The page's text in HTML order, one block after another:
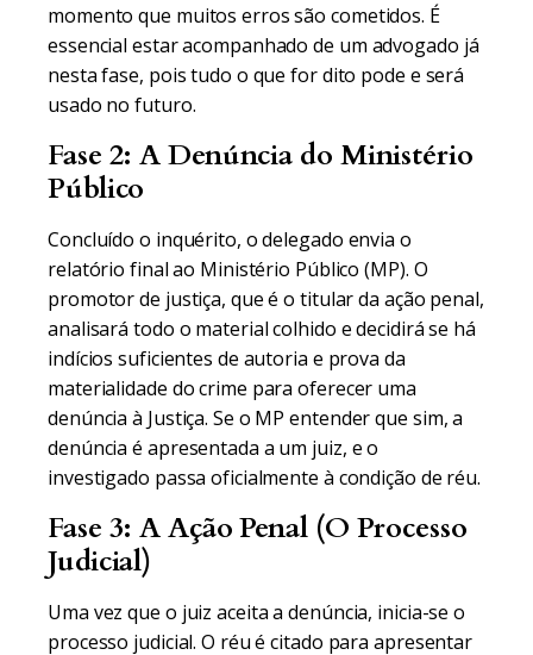
momento que muitos erros são cometidos. É
essencial estar acompanhado de um advogado já
nesta fase, pois tudo o que for dito pode e será
usado no futuro.
Fase 2: A Denúncia do Ministério
Público
Concluído o inquérito, o delegado envia o
relatório final ao Ministério Público (MP). O
promotor de justiça, que é o titular da ação penal,
analisará todo o material colhido e decidirá se há
indícios suficientes de autoria e prova da
materialidade do crime para oferecer uma
denúncia à Justiça. Se o MP entender que sim, a
denúncia é apresentada a um juiz, e o
investigado passa oficialmente à condição de réu.
Fase 3: A Ação Penal (O Processo
Judicial)
Uma vez que o juiz aceita a denúncia, inicia-se o
processo judicial. O réu é citado para apresentar